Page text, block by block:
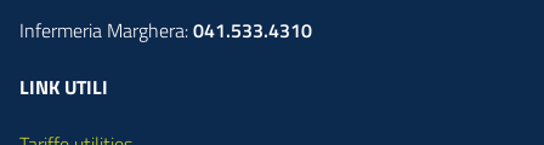
Infermeria Marghera:041.533.4310
LINK UTILI